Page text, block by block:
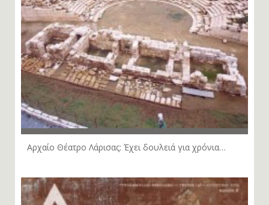
Αρχαίο Θέατρο Λάρισας: Έχει δουλειά για χρόνια…